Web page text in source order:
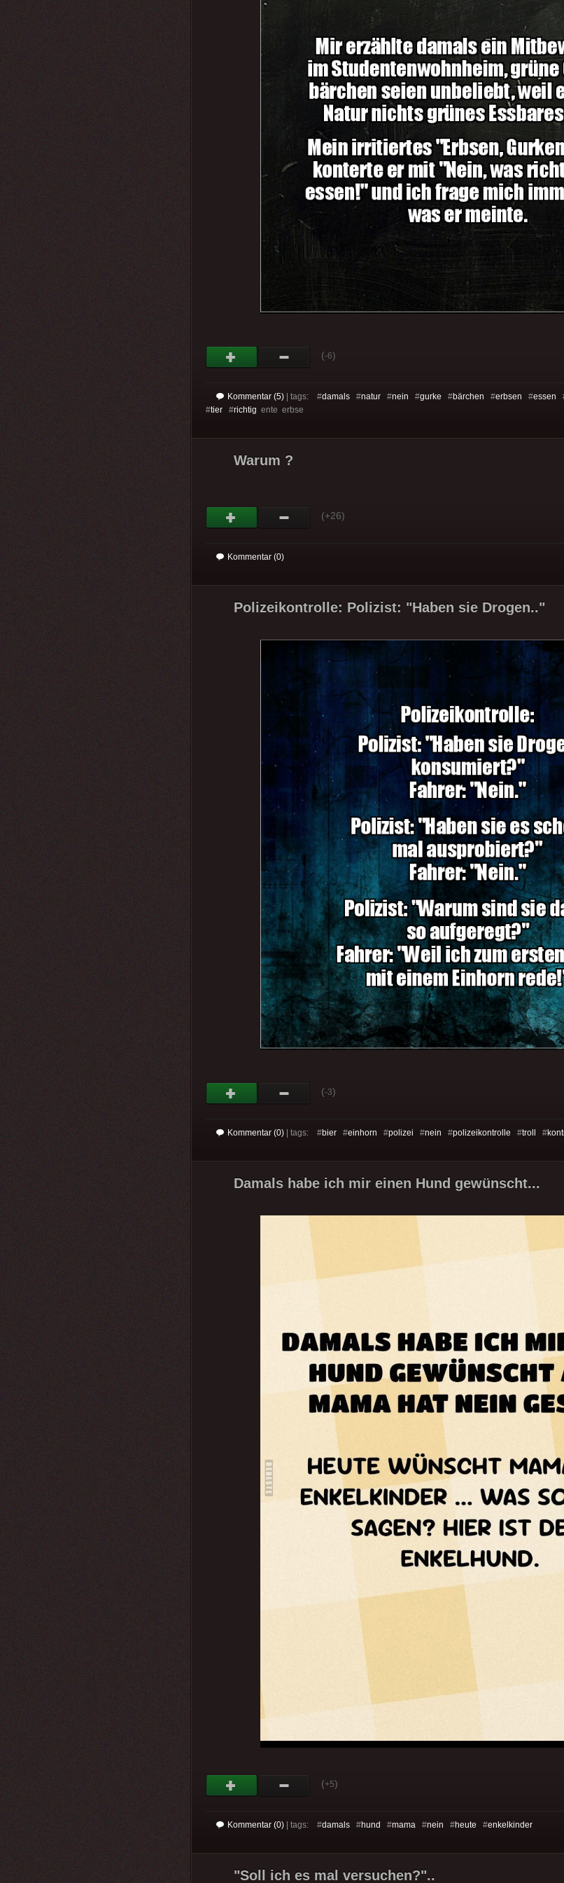
(-6)
Kommentar (5) | tags: #damals #natur #nein #gurke #bärchen #erbsen #essen
#tier #richtig ente erbse
Warum ?
(+26)
Kommentar (0)
Polizeikontrolle: Polizist: "Haben sie Drogen.."
(-3)
Kommentar (0) | tags: #bier #einhorn #polizei #nein #polizeikontrolle #troll #
Damals habe ich mir einen Hund gewünscht...
(+5)
Kommentar (0) | tags: #damals #hund #mama #nein #heute #enkelkinder
"Soll ich es mal versuchen?"..